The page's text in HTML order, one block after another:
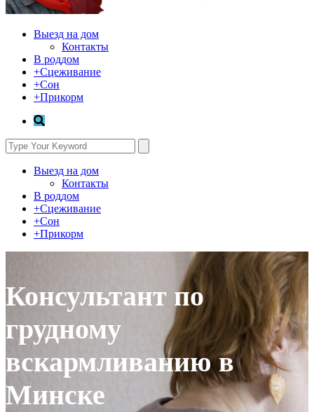
Выезд на дом
Контакты
В роддом
+Сцеживание
+Сон
+Прикорм
Выезд на дом
Контакты
В роддом
+Сцеживание
+Сон
+Прикорм
Консультант по
грудному
вскармливаниюв
Минске